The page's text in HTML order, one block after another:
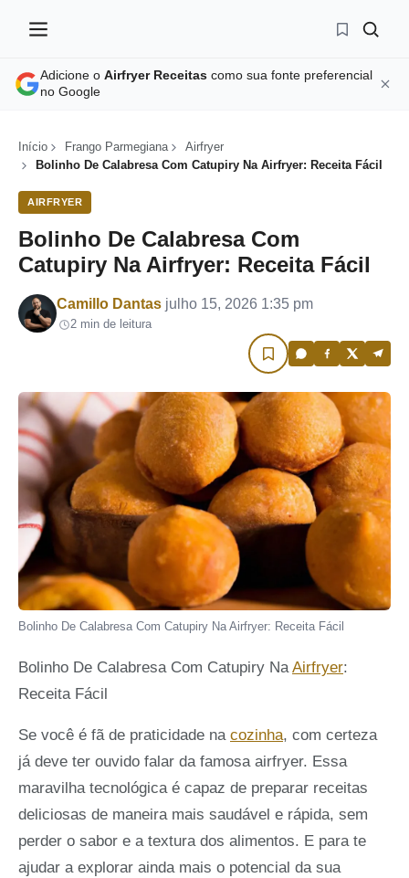
Adicione o Airfryer Receitas como sua fonte preferencial
no Google
Início Frango Parmegiana
Airfryer
Bolinho De Calabresa Com Catupiry Na Airfryer: Receita Fácil
AIRFRYER
Bolinho De Calabresa Com
Catupiry Na Airfryer: Receita Fácil
Por
Camillo Dantas julho 15, 2026 1:35 pm
2 min de leitura
Bolinho De Calabresa Com Catupiry Na Airfryer: Receita Fácil
Bolinho De Calabresa Com Catupiry NaAirfryer:
Receita Fácil
Se você é fã de praticidade na cozinha, com certeza
já deve ter ouvido falar da famosa airfryer. Essa
maravilha tecnológica é capaz de preparar receitas
deliciosas de maneira mais saudável e rápida, sem
perder o sabor e a textura dos alimentos. E para te
ajudar a explorar ainda mais o potencial da sua